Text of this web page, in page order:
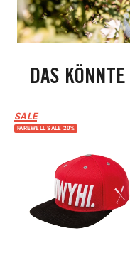
DAS
SALE
FAREWELL SALE 20%